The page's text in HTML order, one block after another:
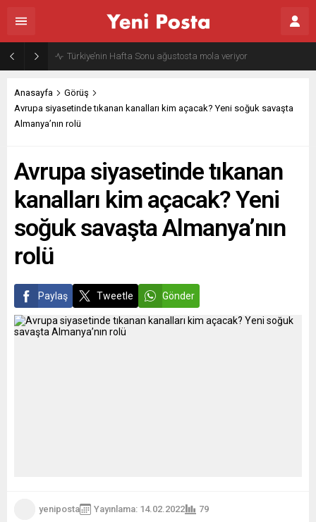
Gazze’nin geleceği: Teknokratik kontrol mü, kolonializm mi?
Anasayfa
Görüş
Avrupa siyasetinde tıkanan kanalları kim açacak? Yeni soğuk savaşta
Almanya’nın rolü
Avrupa siyasetinde tıkanan
kanalları kim açacak? Yeni
soğuk savaşta Almanya’nın
rolü
Paylaş Tweetle Gönder
yeniposta Yayınlama: 14.02.2022 79